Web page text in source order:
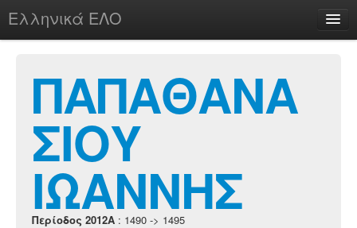
Ελληνικά ΕΛΟ
chesstu.be @ discord
Login
ΠΑΠΑΘΑΝΑ
ΣΙΟΥ
ΙΩΑΝΝΗΣ
Περίοδος 2012A : 1490 -> 1495